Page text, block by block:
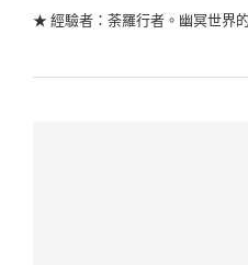
★ 經驗者：荼羅行者。幽冥世界